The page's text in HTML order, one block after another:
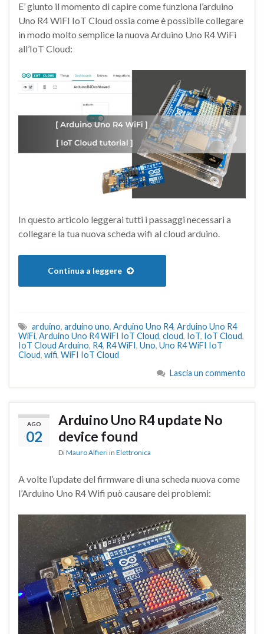
E’ giunto il momento di capire come funziona l’arduino
Uno R4 WiFI IoT Cloud ossia come è possibile collegare
in modo molto semplice la nuova Arduino Uno R4 WiFi
all’IoT Cloud:
In questo articolo leggerai tutti i passaggi necessari a
collegare la tua nuova scheda wifi al cloud arduino.
Continua a leggere
arduino, arduino uno, Arduino Uno R4, Arduino Uno R4
WiFi, Arduino Uno R4 WiFI IoT Cloud, cloud, IoT, IoT Cloud,
IoT Cloud Arduino, R4, R4 WiFI, Uno, Uno R4 WiFI IoT
Cloud, wifi, WiFI IoT Cloud
Lascia un commento
AGO
02
Arduino Uno R4 update No
device found
DiMauro Alfieri in Elettronica
A volte l’update del firmware di una scheda nuova come
l’Arduino Uno R4 Wifi può causare dei problemi: